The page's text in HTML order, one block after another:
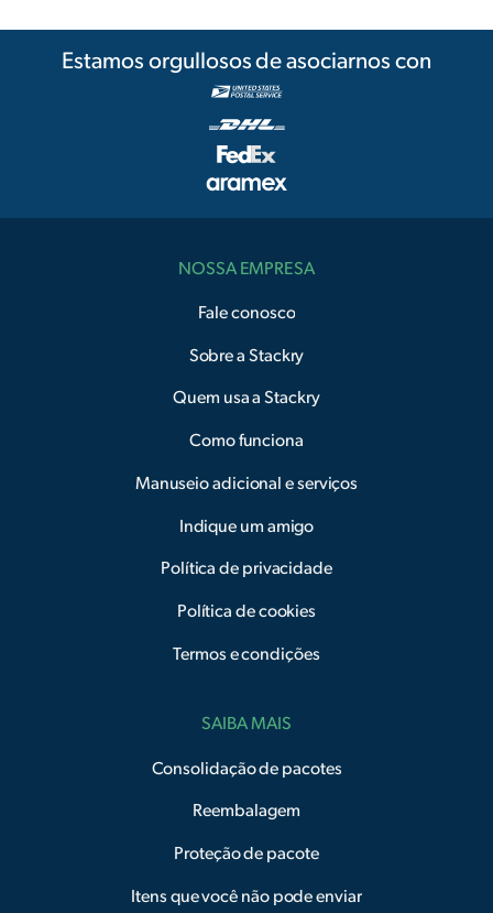
Estamos orgullosos de asociarnos con
NOSSA EMPRESA
Fale conosco
Sobre a Stackry
Quem usa a Stackry
Como funciona
Manuseio adicional e serviços
Indique um amigo
Política de privacidade
Política de cookies
Termos e condições
SAIBA MAIS
Consolidação de pacotes
Reembalagem
Proteção de pacote
Itens que você não pode enviar